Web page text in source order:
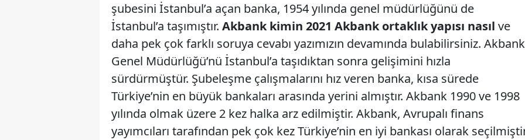
şubesini İstanbul’a açan banka, 1954 yılında genel müdürlüğünü de
İstanbul’a taşımıştır. Akbank kimin 2021 Akbank ortaklık yapısı nasıl ve
daha pek çok farklı soruya cevabı yazımızın devamında bulabilirsiniz. Akbank
Genel Müdürlüğü’nü İstanbul’a taşıdıktan sonra gelişimini hızla
sürdürmüştür. Şubeleşme çalışmalarını hız veren banka, kısa sürede
Türkiye’nin en büyük bankaları arasında yerini almıştır. Akbank 1990 ve 1998
yılında olmak üzere 2 kez halka arz edilmiştir. Akbank, Avrupalı finans
yayımcıları tarafından pek çok kez Türkiye’nin en iyi bankası olarak